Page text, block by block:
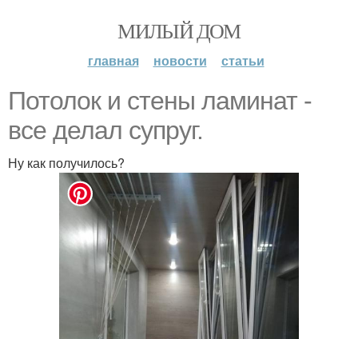
МИЛЫЙ ДОМ
главная новости статьи
Потолок и стены ламинат -
все делал супруг.
Ну как получилось?